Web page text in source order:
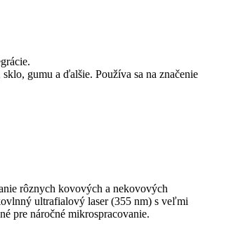
gumu a ďalšie. Používa sa na značenie
rôznych kovových a nekovových
ultrafialový laser (355 nm) s veľmi
pre náročné mikrospracovanie.